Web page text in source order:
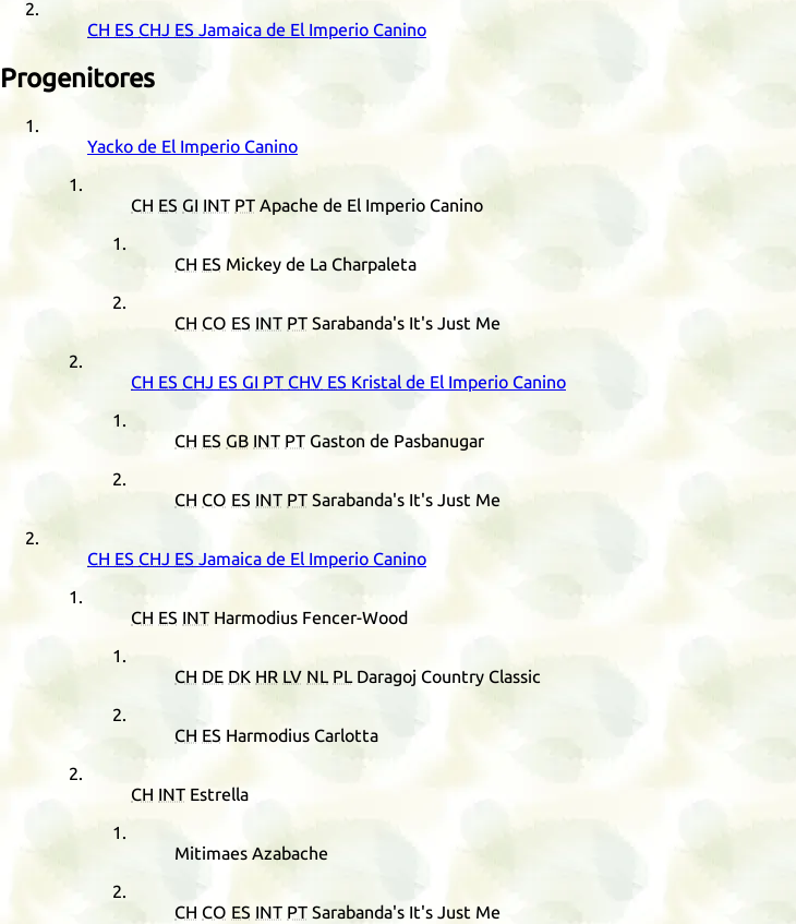
CH ES CHJ ES Jamaica de El Imperio Canino
Progenitores
Yacko de El Imperio Canino
CH ES GI INT PT Apache de El Imperio Canino
CH ES Mickey de La Charpaleta
CH CO ES INT PT Sarabanda's It's Just Me
CH ES CHJ ES GI PT CHV ES Kristal de El Imperio Canino
CH ES GB INT PT Gaston de Pasbanugar
CH CO ES INT PT Sarabanda's It's Just Me
CH ES CHJ ES Jamaica de El Imperio Canino
CH ES INT Harmodius Fencer-Wood
CH DE DK HR LV NL PL Daragoj Country Classic
CH ES Harmodius Carlotta
CH INT Estrella
Mitimaes Azabache
CH CO ES INT PT Sarabanda's It's Just Me